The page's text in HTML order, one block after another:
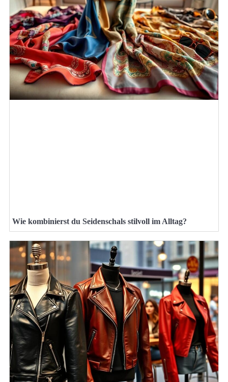
Wie kombinierst du Seidenschals stilvoll im Alltag?